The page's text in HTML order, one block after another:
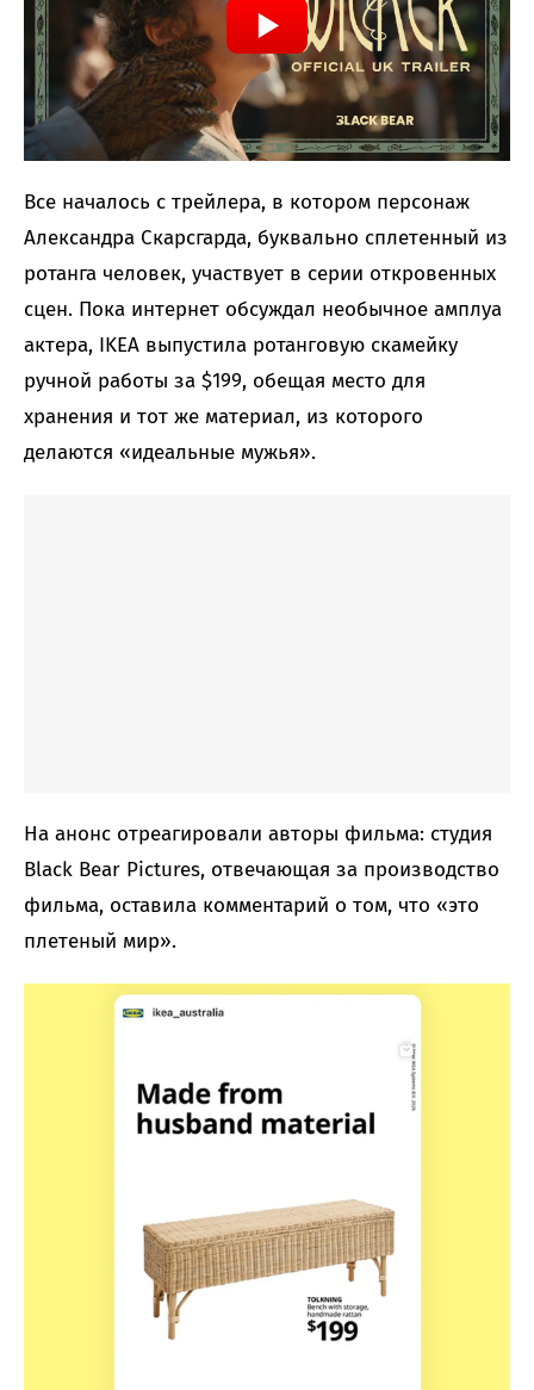
Все началось с трейлера, в котором персонаж
Александра Скарсгарда, буквально сплетенный из
ротанга человек, участвует в серии откровенных
сцен. Пока интернет обсуждал необычное амплуа
актера, IKEA выпустила ротанговую скамейку
ручной работы за $199, обещая место для
хранения и тот же материал, из которого
делаются «идеальные мужья».
На анонс отреагировали авторы фильма: студия
Black Bear Pictures, отвечающая за производство
фильма, оставила комментарий о том, что «это
плетеный мир».